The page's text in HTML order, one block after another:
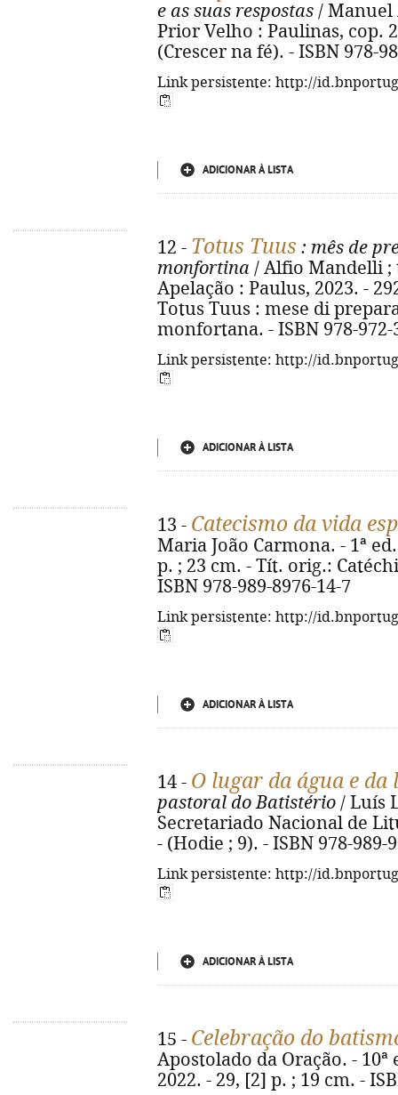
e as suas respostas / Manuel
Prior Velho : Paulinas, cop.
(Crescer na fé). - ISBN 978-
Link persistente: http://
ADICIONAR À LISTA
12 - Totus Tuus : mês de
monfortina / Alfio Mandelli ;
Apelação : Paulus, 2023. -
Totus Tuus : mese di
monfortana. - ISBN 978-972-
Link persistente: http://
ADICIONAR À LISTA
13 - Catecismo da vida
Maria João Carmona. - 1ª
p. ; 23 cm. - Tít. orig.:
ISBN 978-989-8976-14-7
Link persistente: http://
ADICIONAR À LISTA
14 - O lugar da água e da
pastoral do Batistério / Luís
Secretariado Nacional de
- (Hodie ; 9). - ISBN 978-989-
Link persistente: http://
ADICIONAR À LISTA
15 - Celebração do
Apostolado da Oração. -
2022. - 29, [2] p. ; 19 cm. -